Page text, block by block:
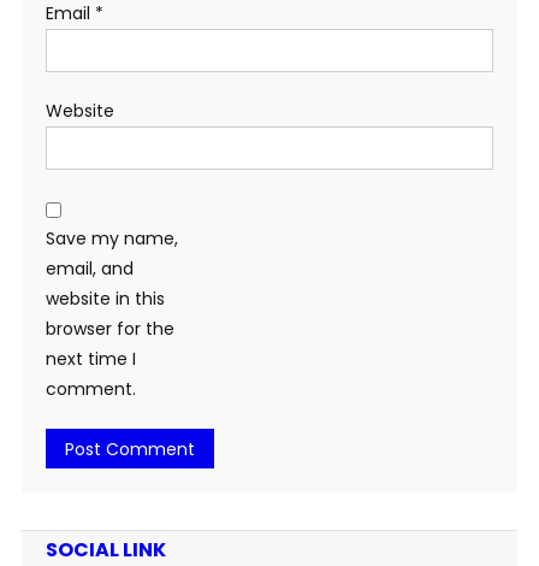
Email *
Website
Save my name,
email, and
website in this
browser for the
next time I
comment.
SOCIAL LINK